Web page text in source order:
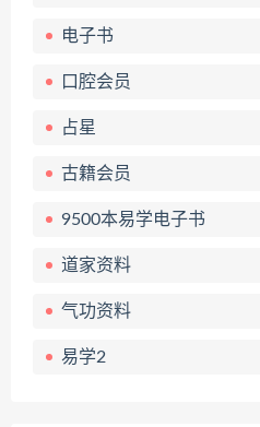
电子书
口腔会员
占星
古籍会员
9500本易学电子书
道家资料
气功资料
易学2